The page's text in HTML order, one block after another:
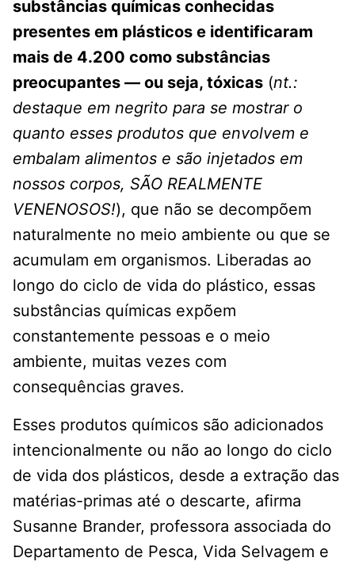
substâncias químicas conhecidas
presentes em plásticos e identificaram
mais de 4.200 como substâncias
preocupantes — ou seja, tóxicas (nt.:
destaque em negrito para se mostrar o
quanto esses produtos que envolvem e
embalam alimentos e são injetados em
nossos corpos, SÃO REALMENTE
VENENOSOS!), que não se decompõem
naturalmente no meio ambiente ou que se
acumulam em organismos. Liberadas ao
longo do ciclo de vida do plástico, essas
substâncias químicas expõem
constantemente pessoas e o meio
ambiente, muitas vezes com
consequências graves.
Esses produtos químicos são adicionados
intencionalmente ou não ao longo do ciclo
de vida dos plásticos, desde a extração das
matérias-primas até o descarte, afirma
Susanne Brander, professora associada do
Departamento de Pesca, Vida Selvagem e